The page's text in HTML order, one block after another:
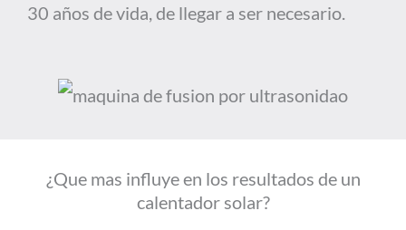
30 años de vida, de llegar a ser necesario.
¿Que mas influye en los resultados de un
calentador solar?